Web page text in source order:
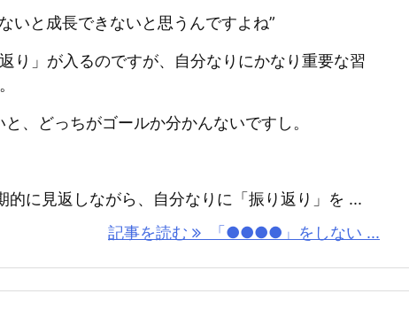
と成長できないと思うんですよね”
り」が入るのですが、自分なりにかなり重要な習
、どっちがゴールか分かんないですし。
に見返しながら、自分なりに「振り返り」を ...
記事を読む
「●●●●」をしない ...